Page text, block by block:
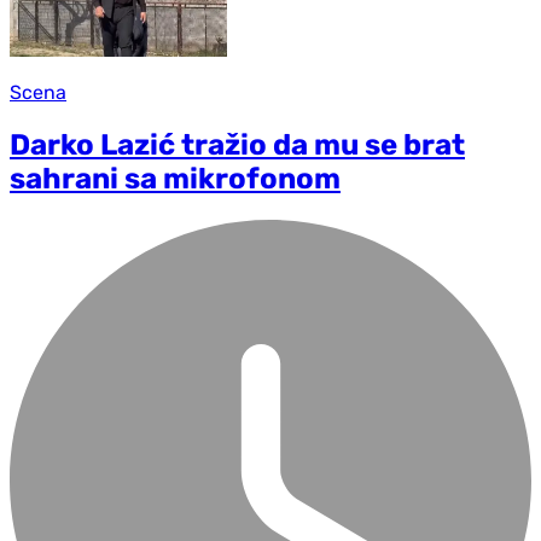
Scena
Darko Lazić tražio da mu se brat
sahrani sa mikrofonom